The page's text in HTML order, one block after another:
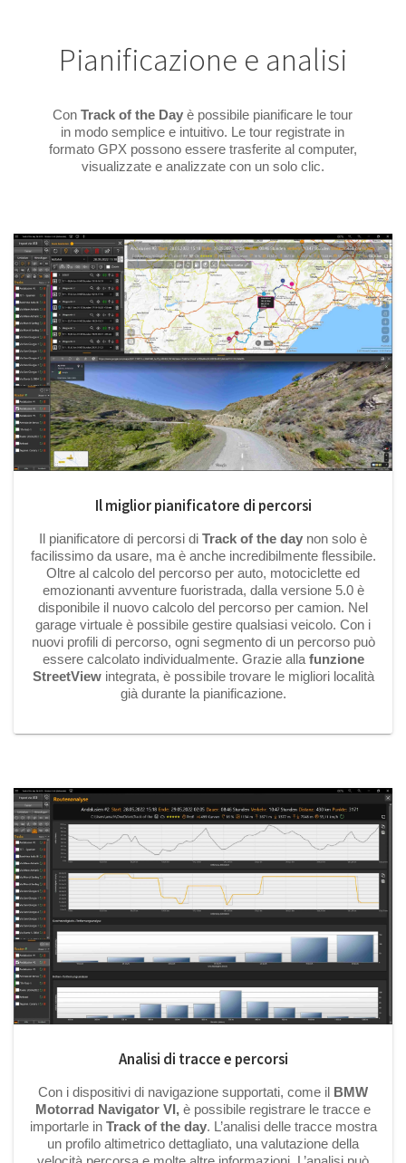
Pianificazione e analisi
ConTrack of the Day è possibile pianificare le tour
in modo semplice e intuitivo. Le tour registrate in
formato GPX possono essere trasferite al computer,
visualizzate e analizzate con un solo clic.
Il miglior pianificatore di percorsi
Il pianificatore di percorsi di Track of the day non solo è
facilissimo da usare, ma è anche incredibilmente flessibile.
Oltre al calcolo del percorso per auto, motociclette ed
emozionanti avventure fuoristrada, dalla versione 5.0 è
disponibile il nuovo calcolo del percorso per camion. Nel
garage virtuale è possibile gestire qualsiasi veicolo. Con i
nuovi profili di percorso, ogni segmento di un percorso può
essere calcolato individualmente. Grazie alla funzione
StreetViewintegrata, è possibile trovare le migliori località
già durante la pianificazione.
Analisi di tracce e percorsi
Con i dispositivi di navigazione supportati, come il BMW
Motorrad Navigator VI, è possibile registrare le tracce e
importarle in Track of the day. L’analisi delle tracce mostra
un profilo altimetrico dettagliato, una valutazione della